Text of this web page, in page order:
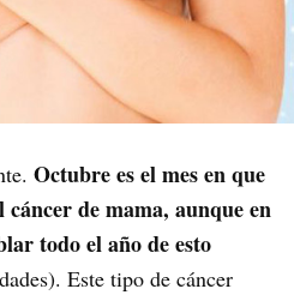
Octubre es el mes en que
cáncer de mama, aunque en
todo el año de esto
Este tipo de cáncer